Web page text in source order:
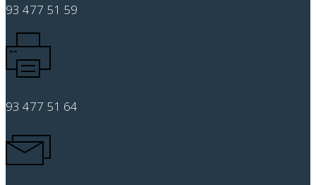
93 477 51 59
93 477 51 64